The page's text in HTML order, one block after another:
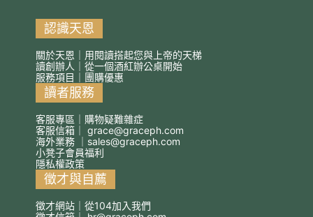
認識天恩
關於天恩｜用閱讀搭起您與上帝的天梯
讀創辦人｜從一個酒紅辦公桌開始
服務項目｜團購優惠
讀者服務
客服專區｜購物疑難雜症
客服信箱｜ grace@graceph.com
海外業務 ｜ sales@graceph.com
小凳子會員福利
隱私權政策
徵才與自薦
徵才網站｜從104加入我們